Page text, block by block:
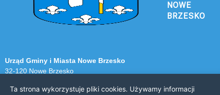
NOWE
BRZESKO
Urząd Gminy i Miasta Nowe Brzesko
32-120 Nowe Brzesko
Ta strona wykorzystuje pliki cookies. Używamy informacji